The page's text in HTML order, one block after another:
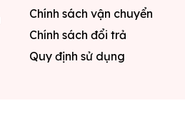
Chính sách vận chuyển
Chính sách đổi trả
Quy định sử dụng